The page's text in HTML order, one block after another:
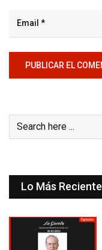
Lo Más Reciente